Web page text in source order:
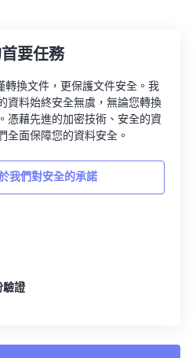
要任務
轉換文件，更保護文件安全。我
資料始終安全無虞，無論您轉換
憑藉先進的加密技術、安全的資
全面保障您的資料安全。
我們對安全的承諾
驗證